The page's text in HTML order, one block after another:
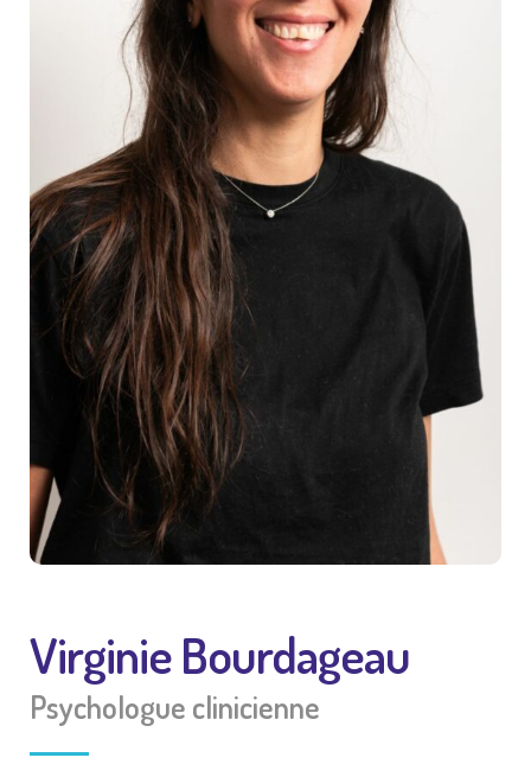
Virginie Bourdageau
Psychologue clinicienne